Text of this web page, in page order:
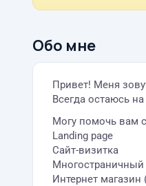
Обо мне
Привет! Меня
Всегда остаюсь
Могу помочь вам
Landing page
Сайт-визитка
Многостраничный
Интернет магазин